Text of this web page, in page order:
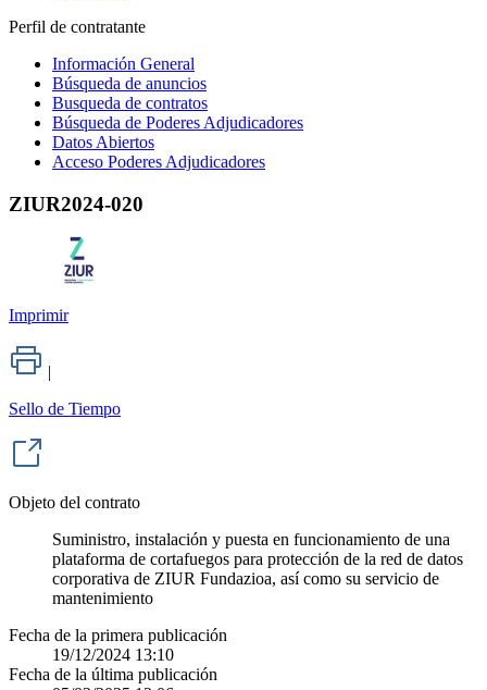
Perfil de contratante
Información General
Búsqueda de anuncios
Busqueda de contratos
Búsqueda de Poderes Adjudicadores
Datos Abiertos
Acceso Poderes Adjudicadores
ZIUR2024-020
Imprimir
|
Sello de Tiempo
Objeto del contrato
Suministro, instalación y puesta en funcionamiento de una
plataforma de cortafuegos para protección de la red de datos
corporativa de ZIUR Fundazioa, así como su servicio de
mantenimiento
Fecha de la primera publicación
19/12/2024 13:10
Fecha de la última publicación